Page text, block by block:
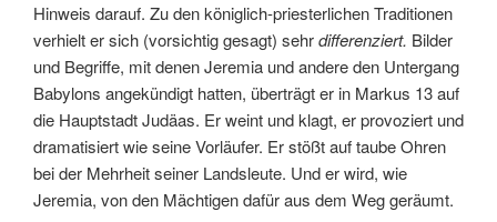
Hinweis darauf. Zu den königlich-priesterlichen Traditionen
verhielt er sich (vorsichtig gesagt) sehrdifferenziert. Bilder
und Begriffe, mit denen Jeremia und andere den Untergang
Babylons angekündigt hatten, überträgt er in Markus 13 auf
die Hauptstadt Judäas. Er weint und klagt, er provoziert und
dramatisiert wie seine Vorläufer. Er stößt auf taube Ohren
bei der Mehrheit seiner Landsleute. Und er wird, wie
Jeremia, von den Mächtigen dafür aus dem Weg geräumt.